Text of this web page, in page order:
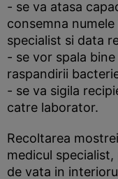
- se va atasa
consemna
specialist si data
- se vor spala
raspandirii
- se va sigila
catre laborator.
Recoltarea
medicul
de vata in